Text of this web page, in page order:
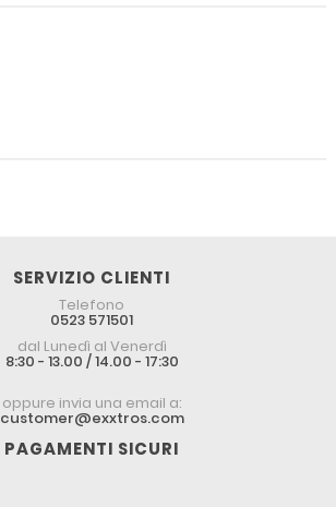
SERVIZIO CLIENTI
Telefono
0523 571501
dal Lunedì al Venerdì
8:30 - 13.00 / 14.00 - 17:30
oppure invia una email a:
customer@exxtros.com
PAGAMENTI SICURI